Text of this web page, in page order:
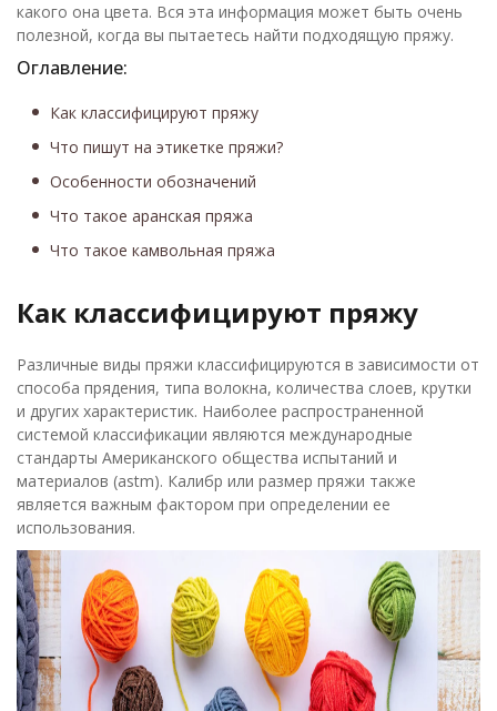
какого она цвета. Вся эта информация может быть очень
полезной, когда вы пытаетесь найти подходящую пряжу.
Оглавление:
Как классифицируют пряжу
Что пишут на этикетке пряжи?
Особенности обозначений
Что такое аранская пряжа
Что такое камвольная пряжа
Как классифицируют пряжу
Различные виды пряжи классифицируются в зависимости от
способа прядения, типа волокна, количества слоев, крутки
и других характеристик. Наиболее распространенной
системой классификации являются международные
стандарты Американского общества испытаний и
материалов (astm). Калибр или размер пряжи также
является важным фактором при определении ее
использования.